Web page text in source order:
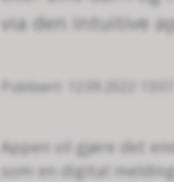
via den intuitive
Publisert
Appen vil gjøre det
som en digital